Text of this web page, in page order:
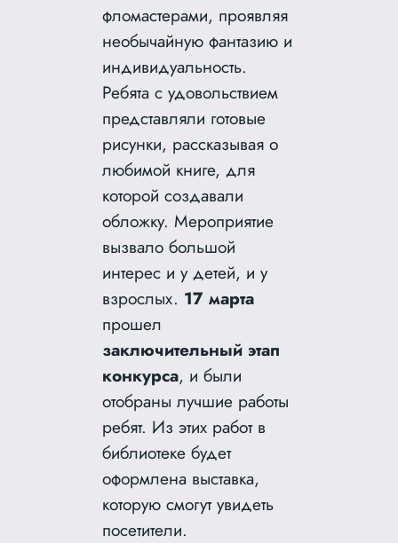
фломастерами, проявляя
необычайную фантазию и
индивидуальность.
Ребята с удовольствием
представляли готовые
рисунки, рассказывая о
любимой книге, для
которой создавали
обложку. Мероприятие
вызвало большой
интерес и у детей, и у
взрослых. 17 марта
прошел
заключительный этап
конкурса, и были
отобраны лучшие работы
ребят. Из этих работ в
библиотеке будет
оформлена выставка,
которую смогут увидеть
посетители.